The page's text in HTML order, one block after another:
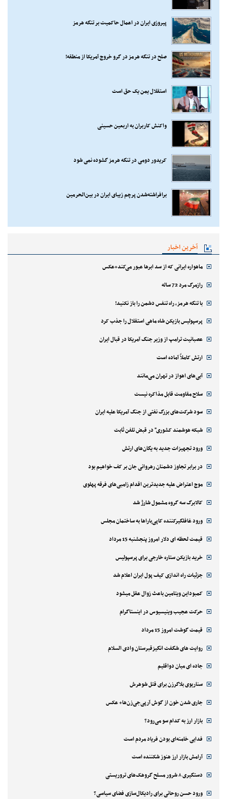
پیروزی ایران در اعمال حاکمیت بر تنگه هرمز
صلح در تنگه هرمز در گرو خروج آمریکا از منطقه!
استقلال یمن یک حق است
واکنش کاربران به اربعین حسینی
کریدور دومی در تنگه هرمز گشوده نمی شود
برافراشته‌شدن پرچم زیبای ایران در بین‌الحرمین
آخرین اخبار
ماهواره ایرانی که از سد ابرها عبور می‌کند+عکس
رازمرگ مرد 72 ساله
با تنگه هرمز، راه تنفس دشمن را باز نکنید!
پرسپولیس بازیکن شاه ماهی استقلال را جذب کرد
عصبانیت ترامپ از وزیر جنگ آمریکا در قبال ایران
ارتش کاملاً آماده است
آبی‌های اهواز در تهران می‌مانند
سلاح مقاومت قابل مذاکره نیست
سود شرکت‌های بزرگ نفتی از جنگ آمریکا علیه ایران
شبکه هوشمند کشوری" در قبض تلفن ثابت
ورود تجهیزات جدید به یگان‌های ارتش
در برابر تجاوز دشمنان رهروانی جان بر کف خواهیم بود
موج اعتراض علیه جدیدترین اقدام زامبی‌های فرقه پهلوی
کالابرگ سه گروه مشمول شارژ شد
ورود غافلگیرکننده کاپی‌باراها به ساختمان مجلس
قیمت لحظه ای دلار امروز پنجشنبه 15 مرداد
خرید بازیکن ستاره خارجی برای پرسپولیس
جزئیات راه اندازی کیف پول ایران اعلام شد
کمبوداین ویتامین باعث زوال عقل میشود
حرکت عجیب وینیسیوس در اینستاگرام
قیمت گوشت امروز 15 مرداد
روایت های شگفت انگیزقبرستان وادی السلام
جاده ای میان دواقلیم
سناریوی بلاگرزن برای قتل شوهرش
جاری شدن خون از گوش آرپی‌جی‌زن‌ها+ عکس
بازار ارز به کدام سو می‌رود؟
فدایی خامنه‌ای بودن فریاد مردم است
آرامش بازار ارز هنوز شکننده است
دستگیری ۸ شرور مسلح گروهک‌های تروریستی
ورود حسن روحانی برای رادیکال‌سازی فضای سیاسی؟